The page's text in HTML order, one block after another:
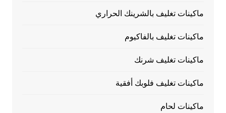
ماكينات تغليف بالشرينك الحراري
ماكينات تغليف بالفاكيوم
ماكينات تغليف شرنك
ماكينات تغليف فلوبك أفقية
ماكينات لحام